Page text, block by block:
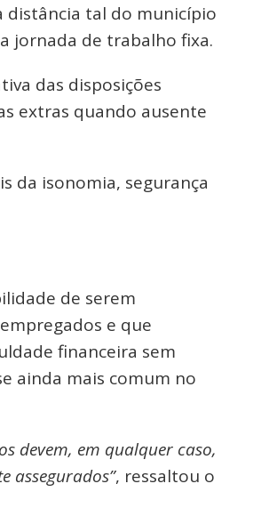
distância tal do município
jornada de trabalho fixa.
das disposições
extras quando ausente
da isonomia, segurança
de serem
e que
financeira sem
ainda mais comum no
devem, em qualquer caso,
assegurados”, ressaltou o